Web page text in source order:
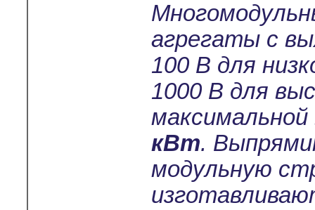
агрегаты с
100 В для
1000 В для
кВт.
модульную